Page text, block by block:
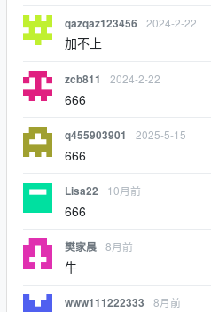
qazqaz123456 2024-2-22
加不上
zcb811 2024-2-22
666
q455903901 2025-5-15
666
Lisa22 10月前
666
樊家晨 8月前
牛
www111222333 8月前